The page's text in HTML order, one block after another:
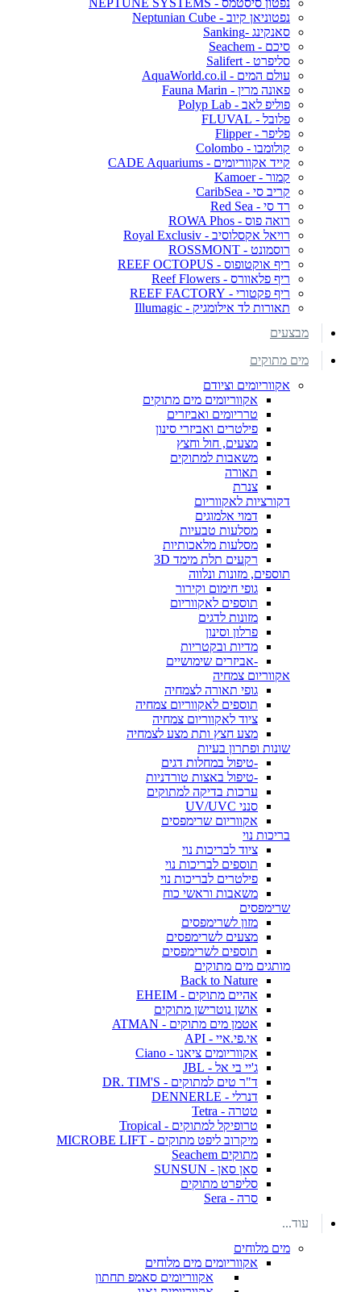
נפטוניאן קיוב - Neptunian Cube
סאנקינג -Sanking
סיכם - Seachem
סליפרט - Salifert
עולם המים - AquaWorld.co.il
פאונה מרין - Fauna Marin
פוליפ לאב - Polyp Lab
פלובל - FLUVAL
פליפר - Flipper
קולומבו - Colombo
קייד אקווריומים - CADE Aquariums
קמור - Kamoer
קריב סי - CaribSea
רד סי - Red Sea
רואה פוס - ROWA Phos
רויאל אקסלוסיב - Royal Exclusiv
רוסמונט - ROSSMONT
ריף אוקטופוס - REEF OCTOPUS
ריף פלאוורס - Reef Flowers
ריף פקטורי - REEF FACTORY
תאורות לד אילומגיק - Illumagic
מבצעים
מים מתוקים
אקווריומים וציודם
אקווריומים מים מתוקים
טרריומים ואביזרים
פילטרים ואביזרי סינון
מצעים, חול וחצץ
משאבות למתוקים
תאורה
צנרת
דקורציות לאקווריום
דמוי אלמוגים
מסלעות טבעיות
מסלעות מלאכותיות
רקעים תלת מימד 3D
תוספים, מזונות ונלווה
גופי חימום וקירור
תוספים לאקווריום
מזונות לדגים
פרלון וסינון
מדיות ובקטריות
-אביזרים שימושיים
אקווריום צמחיה
גופי תאורה לצמחיה
תוספים לאקווריום צמחיה
ציוד לאקווריום צמחיה
מצע חצץ ותת מצע לצמחיה
שונות ופתרון בעיות
-טיפול במחלות דגים
-טיפול באצות טורדניות
ערכות בדיקה למתוקים
סנני UV/UVC
אקווריום שרימפסים
בריכות נוי
ציוד לבריכות נוי
תוספים לבריכות נוי
פילטרים לבריכות נוי
משאבות וראשי כוח
שרימפסים
מזון לשרימפסים
מצעים לשרימפסים
תוספים לשרימפסים
מותגים מים מתוקים
Back to Nature
אהיים מתוקים - EHEIM
אושן נוטרישן מתוקים
אטמן מים מתוקים - ATMAN
אי.פי.איי - API
אקווריומים ציאנו - Ciano
ג'יי בי אל - JBL
ד"ר טים למתוקים - DR. TIM'S
דנרלי - DENNERLE
טטרה - Tetra
טרופיקל למתוקים - Tropical
מיקרוב ליפט מתוקים - MICROBE LIFT
מתוקים Seachem
סאן סאן - SUNSUN
סליפרט מתוקים
סרה - Sera
עוד...
מים מלוחים
אקווריומים מים מלוחים
אקווריומים סאמפ תחתון